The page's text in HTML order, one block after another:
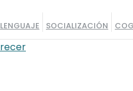
LENGUAJE SOCIALIZACIÓN